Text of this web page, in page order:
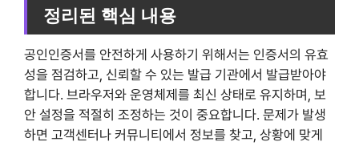
정리된 핵심 내용
공인인증서를 안전하게 사용하기 위해서는 인증서의 유효
성을 점검하고, 신뢰할 수 있는 발급 기관에서 발급받아야
합니다. 브라우저와 운영체제를 최신 상태로 유지하며, 보
안 설정을 적절히 조정하는 것이 중요합니다. 문제가 발생
하면 고객센터나 커뮤니티에서 정보를 찾고, 상황에 맞게